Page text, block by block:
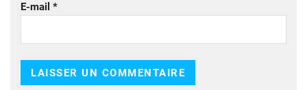
E-mail *